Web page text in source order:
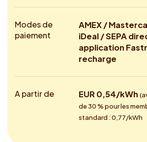
Modes de
paiement
AMEX /
iDeal / SEPA
application
recharge
A partir de EUR 0,54/kWh
de 30 % pour les
standard : 0,77/kWh